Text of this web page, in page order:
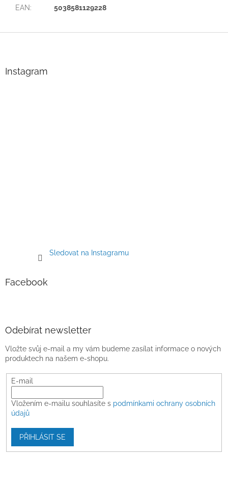
EAN: 5038581129228
Instagram
Sledovat na Instagramu
Facebook
Odebírat newsletter
Vložte svůj e-mail a my vám budeme zasílat informace o nových
produktech na našem e-shopu.
E-mail
Vložením e-mailu souhlasíte s podmínkami ochrany osobních
údajů
PŘIHLÁSIT SE